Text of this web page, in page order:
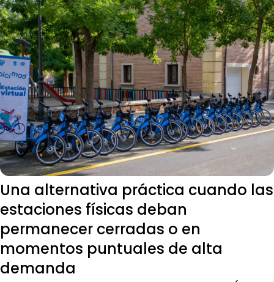
Una alternativa práctica cuando las
estaciones físicas deban
permanecer cerradas o en
momentos puntuales de alta
demanda